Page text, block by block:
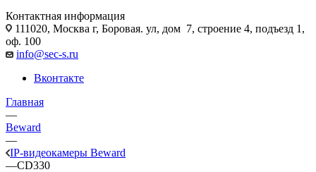
Контактная информация
111020, Москва г, Боровая. ул, дом 7, строение 4, подъезд 1,
оф. 100
info@sec-s.ru
Вконтакте
Главная
—
Beward
—
IP-видеокамеры Beward
—CD330